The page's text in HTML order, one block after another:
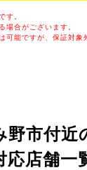
す。
場合がございます。
能ですが、保証対象
野市付近
応店舗一